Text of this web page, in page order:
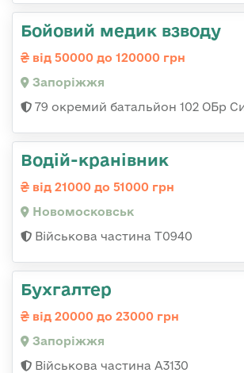
Бойовий медик взводу
від 50000 до 120000 грн
Запоріжжя
79 окремий батальйон 102 ОБр
Водій-кранівник
від 21000 до 51000 грн
Новомосковськ
Військова частина Т0940
Бухгалтер
від 20000 до 23000 грн
Запоріжжя
Військова частина А3130